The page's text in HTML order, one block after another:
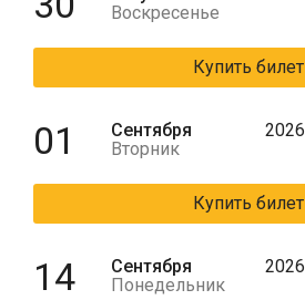
Воскресенье
Купить билет
01
Сентября
Вторник
2026
Купить билет
14
Сентября
Понедельник
2026